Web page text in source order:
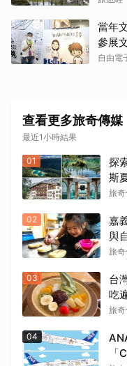
當年
參展
自由電
查看更多旅奇傳媒
最近1小時結果
01
探
斯
旅
02
嘉
與
旅
03
台
吃
旅
04
「